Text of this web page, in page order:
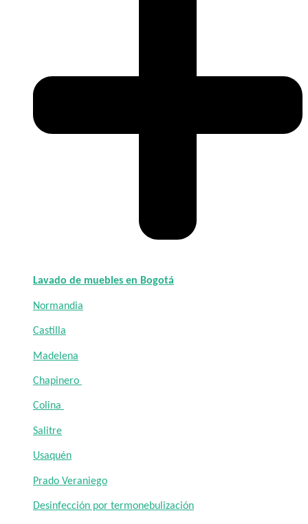
Lavado de muebles en Bogotá
Normandia
Castilla
Madelena
Chapinero
Colina
Salitre
Usaquén
Prado Veraniego
Desinfección por termonebulización